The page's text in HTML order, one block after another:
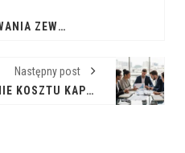
ROLA FINANSOWANIA ZEWNĘTRZNEGO W ROZWOJU PRZEDSIĘBIORSTW
Następny post
ZROZUMIENIE KOSZTU KAPITAŁU WŁASNEGO: KLUCZ DO DECYZJI INWESTYCYJNYCH